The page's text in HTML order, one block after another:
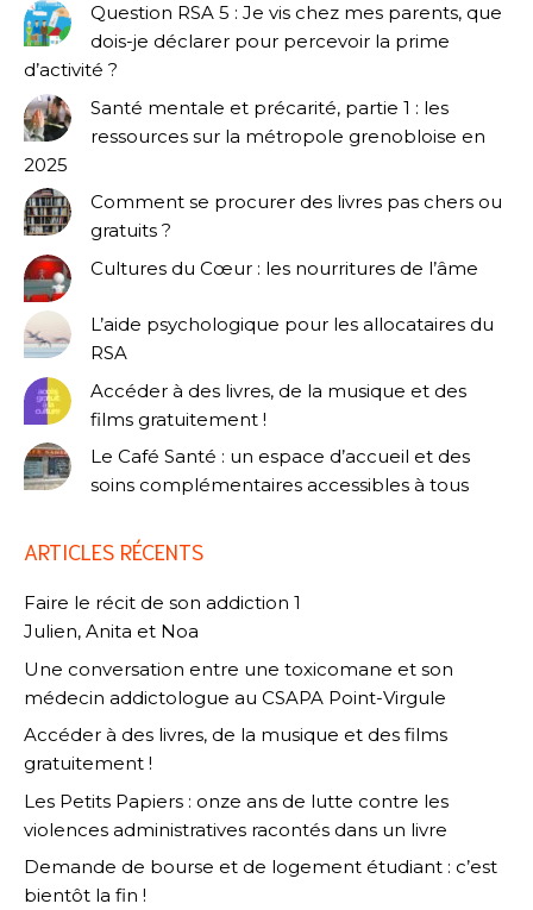
Question RSA 5 : Je vis chez mes parents, que
dois-je déclarer pour percevoir la prime
d’activité ?
Santé mentale et précarité, partie 1 : les
ressources sur la métropole grenobloise en
2025
Comment se procurer des livres pas chers ou
gratuits ?
Cultures du Cœur : les nourritures de l’âme
L’aide psychologique pour les allocataires du
RSA
Accéder à des livres, de la musique et des
films gratuitement !
Le Café Santé : un espace d’accueil et des
soins complémentaires accessibles à tous
ARTICLES RÉCENTS
Faire le récit de son addiction 1
Julien, Anita et Noa
Une conversation entre une toxicomane et son
médecin addictologue au CSAPA Point-Virgule
Accéder à des livres, de la musique et des films
gratuitement !
Les Petits Papiers : onze ans de lutte contre les
violences administratives racontés dans un livre
Demande de bourse et de logement étudiant : c’est
bientôt la fin !